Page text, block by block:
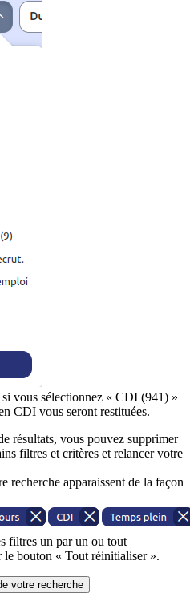
vous sélectionnez « CDI (941) »
CDI vous seront restituées.
résultats, vous pouvez supprimer
filtres et critères et relancer votre
recherche apparaissent de la façon
filtres un par un ou tout
bouton « Tout réinitialiser ».
votre recherche